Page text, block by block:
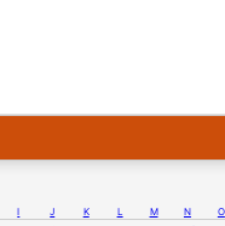
I J K L M N O